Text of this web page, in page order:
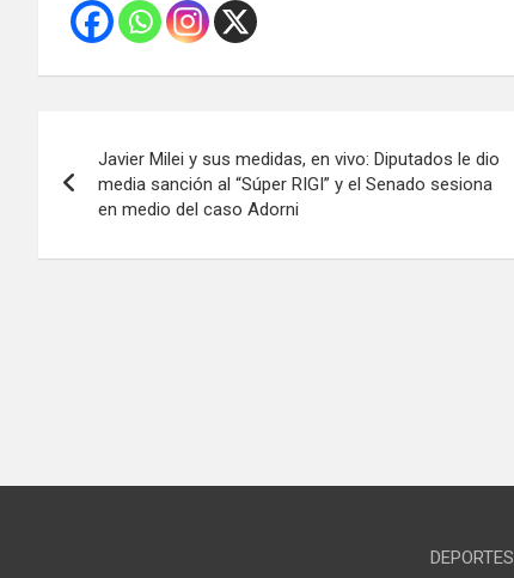
de
Javier Milei y sus medidas, en vivo: Diputados le dio
media sanción al “Súper RIGI” y el Senado sesiona
en medio del caso Adorni
DEPORTES